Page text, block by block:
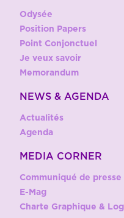
Odysée
Position Papers
Point Conjonctuel
Je veux savoir
Memorandum
NEWS & AGENDA
Actualités
Agenda
MEDIA CORNER
Communiqué de presse
E-Mag
Charte Graphique &